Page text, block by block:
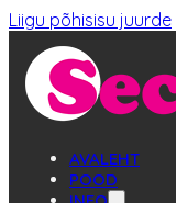
Liigu põhisisu juurde
AVALEHT
POOD